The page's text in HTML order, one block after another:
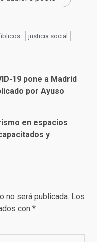
justicia social
19 pone a Madrid
por Ayuso
en espacios
y
no será publicada. Los
con *